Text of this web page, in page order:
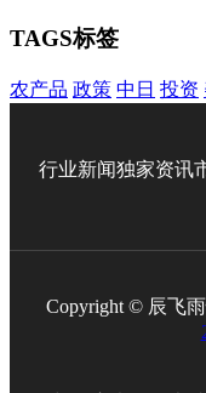
TAGS标签
农产品 政策 中日 投资
行业新闻独家资讯
Copyright © 辰飞